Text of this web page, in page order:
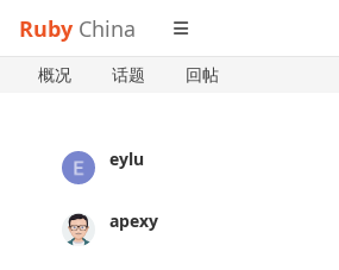
Ruby China
概况 话题 回帖
eylu
apexy